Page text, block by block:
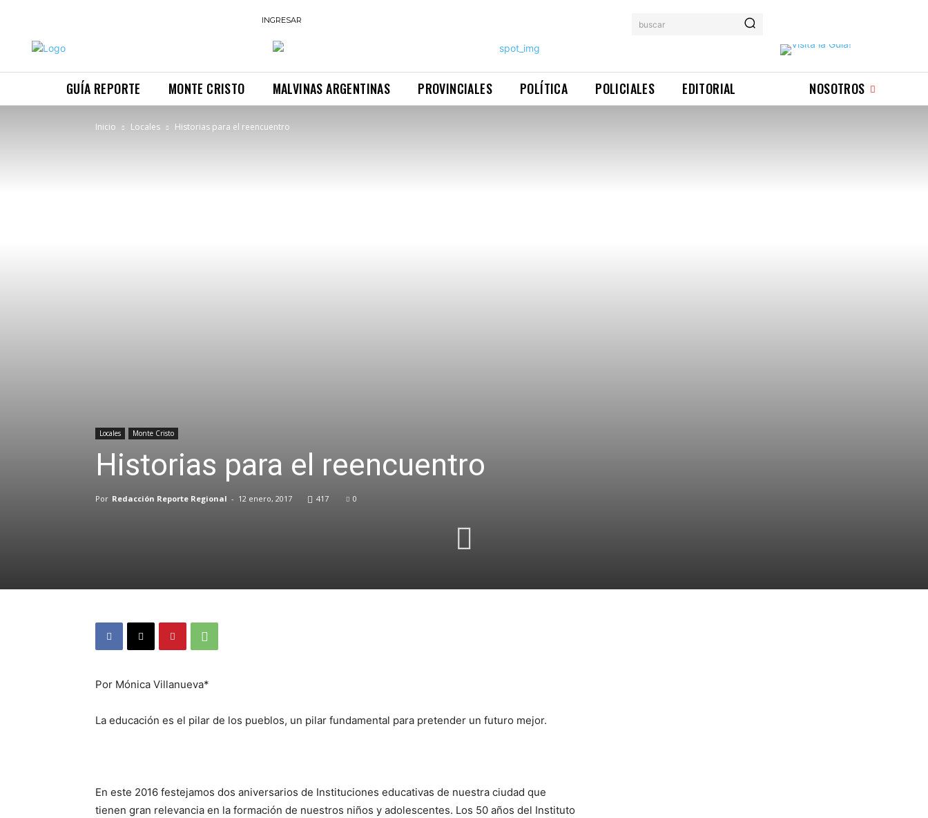
INGRESAR buscar
GUÍA REPORTE MONTE CRISTO MALVINAS ARGENTINAS PROVINCIALES POLÍTICA POLICIALES EDITORIAL NOSOTROS
Inicio Locales Historias para el reencuentro
Locales Monte Cristo
Historias para el reencuentro
Por Redacción Reporte Regional - 12 enero, 2017 417 0
Por Mónica Villanueva*
La educación es el pilar de los pueblos, un pilar fundamental para pretender un futuro mejor.
En este 2016 festejamos dos aniversarios de Instituciones educativas de nuestra ciudad que
tienen gran relevancia en la formación de nuestros niños y adolescentes. Los 50 años del Instituto